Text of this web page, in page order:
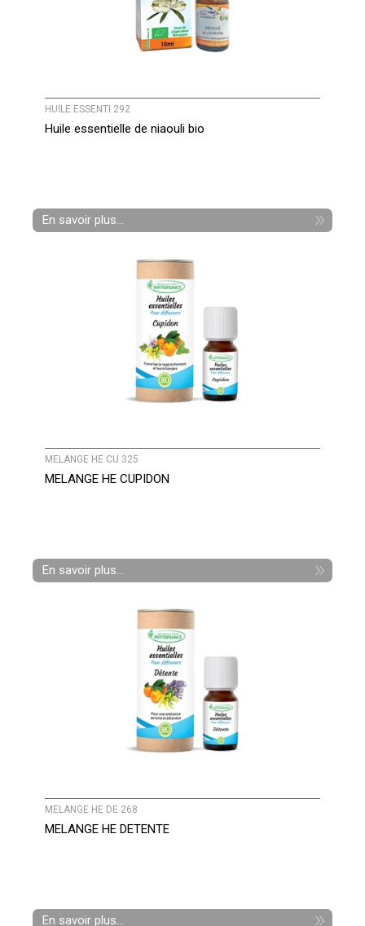
HUILE ESSENTI 292
Huile essentielle de niaouli bio
En savoir plus...
MELANGE HE CU 325
MELANGE HE CUPIDON
En savoir plus...
MELANGE HE DE 268
MELANGE HE DETENTE
En savoir plus...